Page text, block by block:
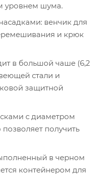
уровнем шума.
венчик для
и крюк
в большой чаше (6,2
стали и
защитной
с диаметром
получить
в черном
контейнером для